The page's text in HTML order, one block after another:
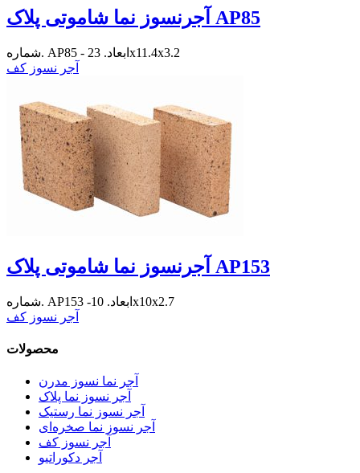
آجرنسوز نما شاموتی پلاک AP85
شماره. AP85 - ابعاد. 23x11.4x3.2
آجر نسوز کف
آجرنسوز نما شاموتی پلاک AP153
شماره. AP153 -ابعاد. 10x10x2.7
آجر نسوز کف
محصولات
آجر نما نسوز مدرن
آجر نسوز نما پلاک
آجر نسوز نما رستیک
آجر نسوز نما صخره‌ای
آجر نسوز کف
آجر دکوراتیو